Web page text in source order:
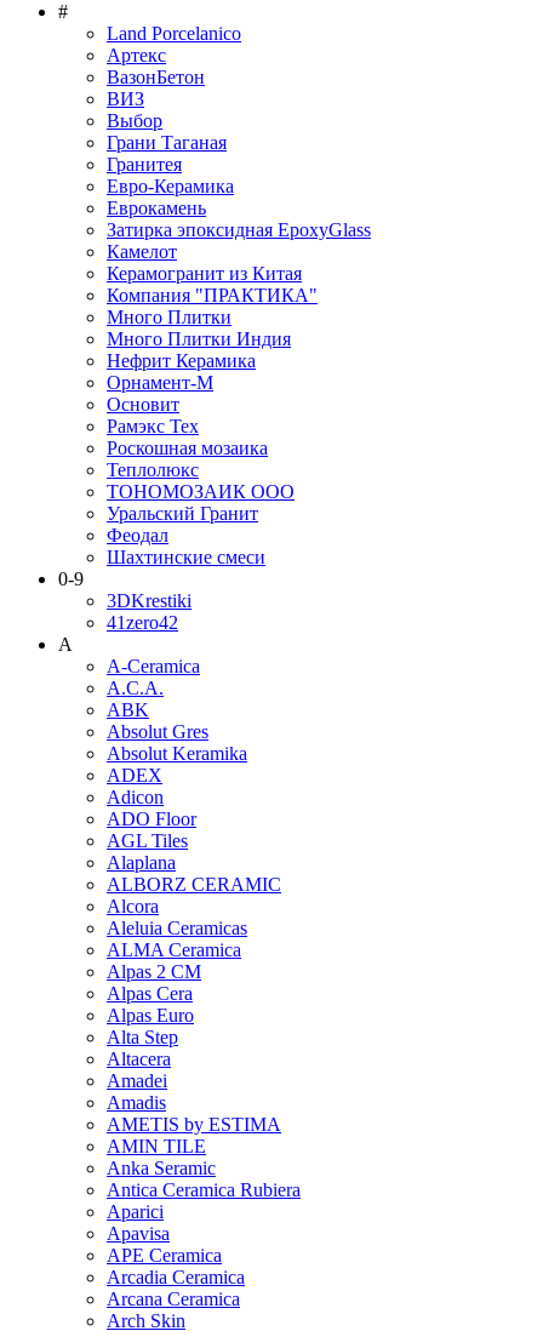
#
Land Porcelanico
Артекс
ВазонБетон
ВИЗ
Выбор
Грани Таганая
Гранитея
Евро-Керамика
Еврокамень
Затирка эпоксидная EpoxyGlass
Камелот
Керамогранит из Китая
Компания "ПРАКТИКА"
Много Плитки
Много Плитки Индия
Нефрит Керамика
Орнамент-М
Основит
Рамэкс Тех
Роскошная мозаика
Теплолюкс
ТОНОМОЗАИК ООО
Уральский Гранит
Феодал
Шахтинские смеси
0-9
3DKrestiki
41zero42
A
A-Ceramica
A.C.A.
ABK
Absolut Gres
Absolut Keramika
ADEX
Adicon
ADO Floor
AGL Tiles
Alaplana
ALBORZ CERAMIC
Alcora
Aleluia Ceramicas
ALMA Ceramica
Alpas 2 CM
Alpas Cera
Alpas Euro
Alta Step
Altacera
Amadei
Amadis
AMETIS by ESTIMA
AMIN TILE
Anka Seramic
Antica Ceramica Rubiera
Aparici
Apavisa
APE Ceramica
Arcadia Ceramica
Arcana Ceramica
Arch Skin